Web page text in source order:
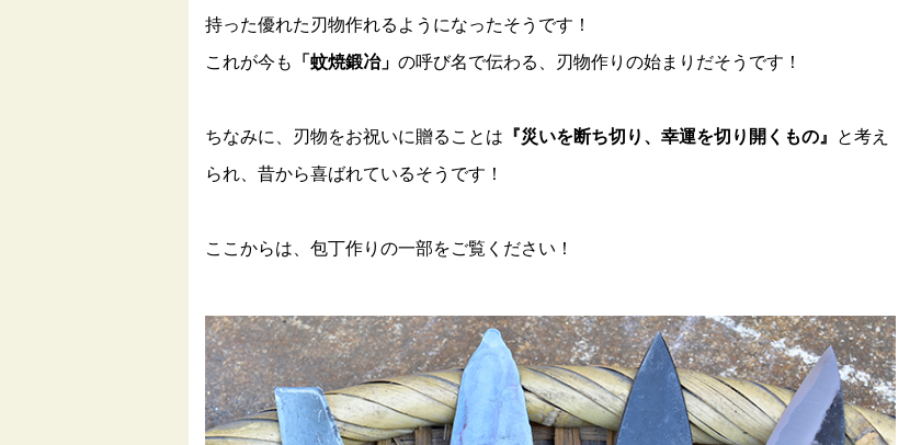
持った優れた刃物作れるようになったそうです！
これが今も 「蚊焼鍛冶」 の呼び名で伝わる、刃物作りの始まりだそうです！
ちなみに、刃物をお祝いに贈ることは 『災いを断ち切り、幸運を切り開くもの』 と考え
られ、昔から喜ばれているそうです！
ここからは、包丁作りの一部をご覧ください！